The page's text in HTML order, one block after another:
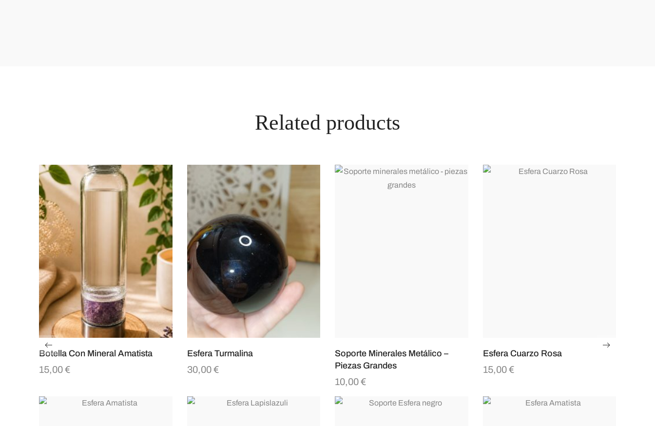
Related products
Botella Con Mineral Amatista
15,00€
Esfera Turmalina
30,00€
Soporte Minerales Metálico –
Piezas Grandes
10,00€
Esfera Cuarzo Rosa
15,00€